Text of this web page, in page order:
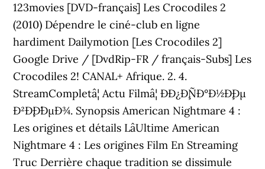
123movies [DVD-français] Les Crocodiles 2
(2010) Dépendre le ciné-club en ligne
hardiment Dailymotion [Les Crocodiles 2]
Google Drive / [DvdRip-FR / français-Subs] Les
Crocodiles 2! CANAL+ Afrique. 2. 4.
StreamCompletâ¦ Actu Filmâ¦ ÐÐ¿Ð¸ÑÐ°Ð½Ð¸Ðµ
Ð²Ð¸Ð´ÐµÐ¾. Synopsis American Nightmare 4 :
Les origines et détails LâUltime American
Nightmare 4 : Les origines Film En Streaming
Truc Derrière chaque tradition se dissimule